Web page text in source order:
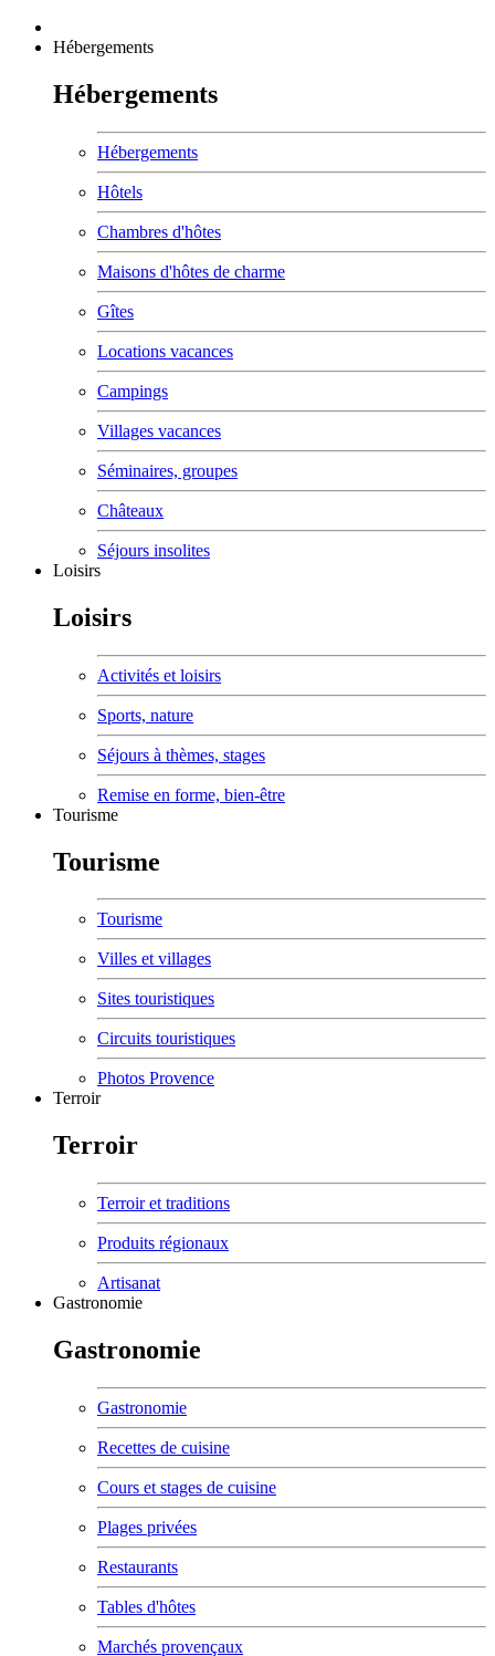
Hébergements
Hébergements
Hébergements
Hôtels
Chambres d'hôtes
Maisons d'hôtes de charme
Gîtes
Locations vacances
Campings
Villages vacances
Séminaires, groupes
Châteaux
Séjours insolites
Loisirs
Loisirs
Activités et loisirs
Sports, nature
Séjours à thèmes, stages
Remise en forme, bien-être
Tourisme
Tourisme
Tourisme
Villes et villages
Sites touristiques
Circuits touristiques
Photos Provence
Terroir
Terroir
Terroir et traditions
Produits régionaux
Artisanat
Gastronomie
Gastronomie
Gastronomie
Recettes de cuisine
Cours et stages de cuisine
Plages privées
Restaurants
Tables d'hôtes
Marchés provençaux